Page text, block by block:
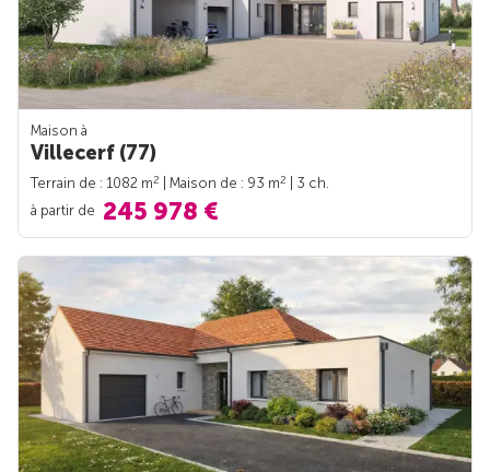
Maison à
Villecerf (77)
Terrain de : 1082 m2 | Maison de : 93 m2
| 3 ch.
à partir de 245 978 €